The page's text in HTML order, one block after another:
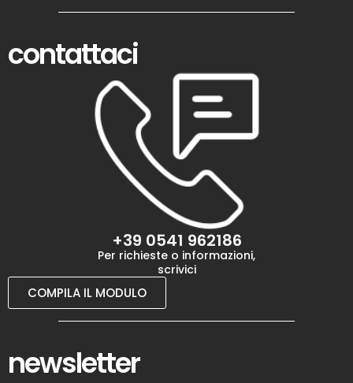
contattaci
+39 0541 962186
Per richieste o informazioni,
scrivici
COMPILA IL MODULO
newsletter